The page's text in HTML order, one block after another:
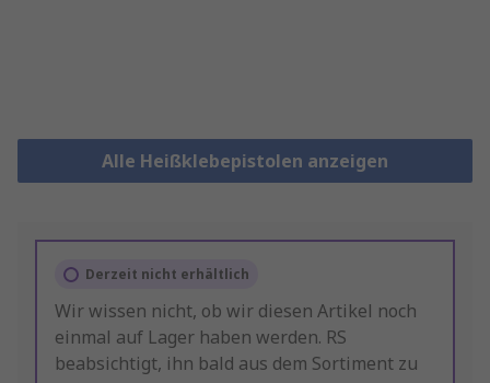
Alle Heißklebepistolen anzeigen
Derzeit nicht erhältlich
Wir wissen nicht, ob wir diesen Artikel noch
einmal auf Lager haben werden. RS
beabsichtigt, ihn bald aus dem Sortiment zu